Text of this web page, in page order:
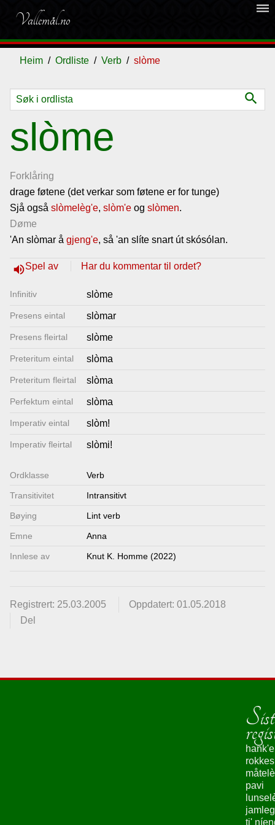
Vallemål.no
dehaze
Heim Ordliste Verb slòme
search
slòme
Forklåring
drage føtene (det verkar som føtene er for tunge)
Sjå også slòmelèg'e, slòm'e og slòmen.
Døme
'An slòmar å gjeng'e, så 'an slíte snart út skósólan.
volume_upSpel av Har du kommentar til ordet?
Infinitiv slòme
Presens eintal slòmar
Presens fleirtal slòme
Preteritum eintal slòma
Preteritum fleirtal slòma
Perfektum eintal slòma
Imperativ eintal slòm!
Imperativ fleirtal slòmi!
Ordklasse Verb
Transitivitet Intransitivt
Bøying Lint verb
Emne Anna
Innlese av Knut K. Homme (2022)
Registrert: 25.03.2005
Oppdatert: 01.05.2018
Del
Ordliste
Om
vallemålet
Gjestebok
Lenkjer
Kontakt
oss
hank'e
pavi
ti'